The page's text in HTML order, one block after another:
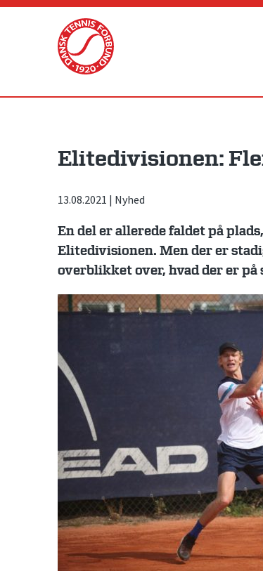
Skip
Elitedivisionen:
13.08.2021 | Nyhed
En del er allerede faldet på
Elitedivisionen. Men der er
overblikket over, hvad der er